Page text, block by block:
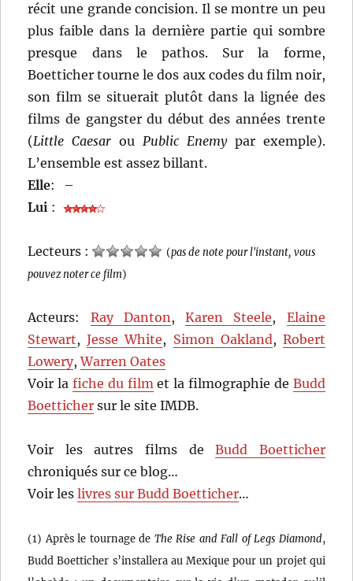
récit une grande concision. Il se montre un peu
plus faible dans la dernière partie qui sombre
presque dans le pathos. Sur la forme,
Boetticher tourne le dos aux codes du film noir,
son film se situerait plutôt dans la lignée des
films de gangster du début des années trente
(Little Caesar ouPublic Enemypar exemple).
L’ensemble est assez billant.
Elle:
–
Lui :
Lecteurs : (pas de note pour l'instant, vous
pouvez noter ce film)
Acteurs: Ray Danton,Karen Steele, Elaine
Stewart,Jesse White, Simon Oakland, Robert
Lowery,Warren Oates
Voir la fiche du filmet la filmographie de Budd
Boetticher sur le site IMDB.
Voir les autres films deBudd Boetticher
chroniqués sur ce blog…
Voir leslivres sur Budd Boetticher…
(1) Après le tournage de The Rise and Fall of Legs Diamond,
Budd Boetticher s’installera au Mexique pour un projet qui